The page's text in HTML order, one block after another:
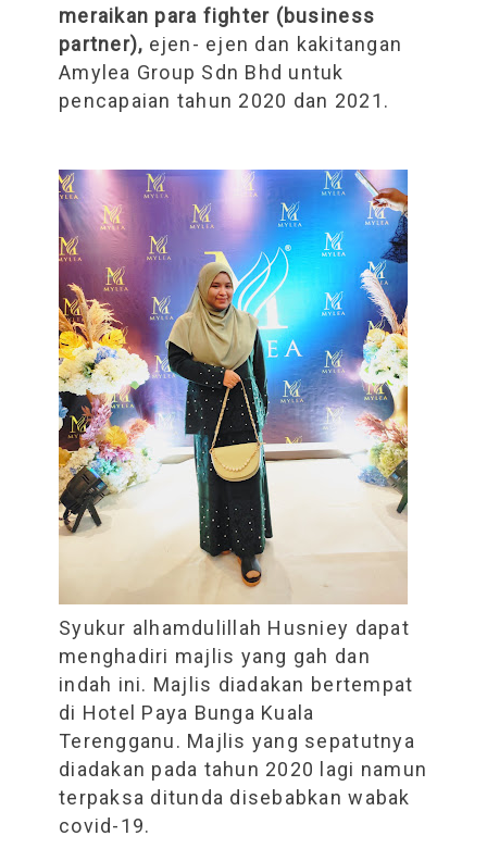
meraikan para fighter (business
partner), ejen- ejen dan kakitangan
Amylea Group Sdn Bhd untuk
pencapaian tahun 2020 dan 2021.
Syukur alhamdulillah Husniey dapat
menghadiri majlis yang gah dan
indah ini. Majlis diadakan bertempat
di Hotel Paya Bunga Kuala
Terengganu. Majlis yang sepatutnya
diadakan pada tahun 2020 lagi namun
terpaksa ditunda disebabkan wabak
covid-19.